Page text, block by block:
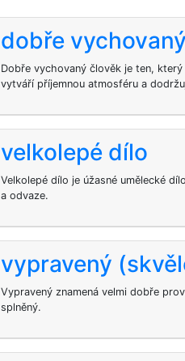
dobře vychovaný
Dobře vychovaný člověk je ten,
vytváří příjemnou atmosféru a
velkolepé dílo
Velkolepé dílo je úžasné umělecké
a odvaze.
vypravený
Vypravený znamená velmi dobře
splněný.